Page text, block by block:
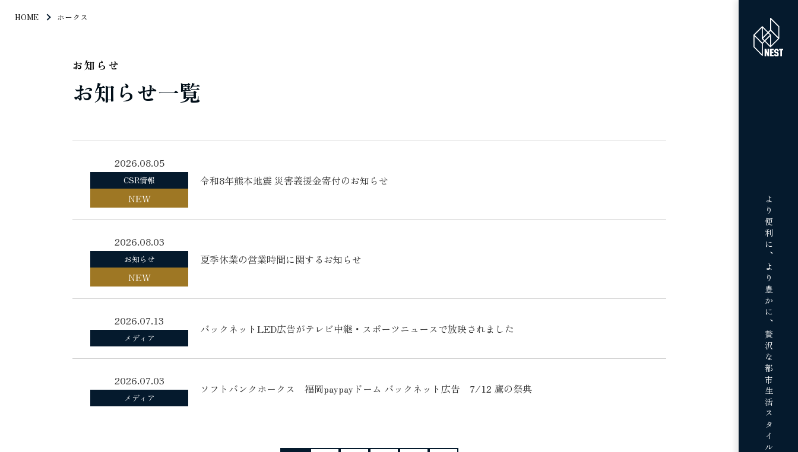
より便利に、より豊かに、
贅沢な都市生活スタイルを
HOME ホークス
お知らせ
お知らせ一覧
2026.08.05
CSR情報
NEW
令和8年熊本地震 災害義援金寄付のお知らせ
2026.08.03
お知らせ
NEW
夏季休業の営業時間に関するお知らせ
2026.07.13
メディア
バックネットLED広告がテレビ中継・スポーツニュースで放映されました
2026.07.03
メディア
ソフトバンクホークス 福岡paypayドーム バックネット広告 7/12 鷹の祭典